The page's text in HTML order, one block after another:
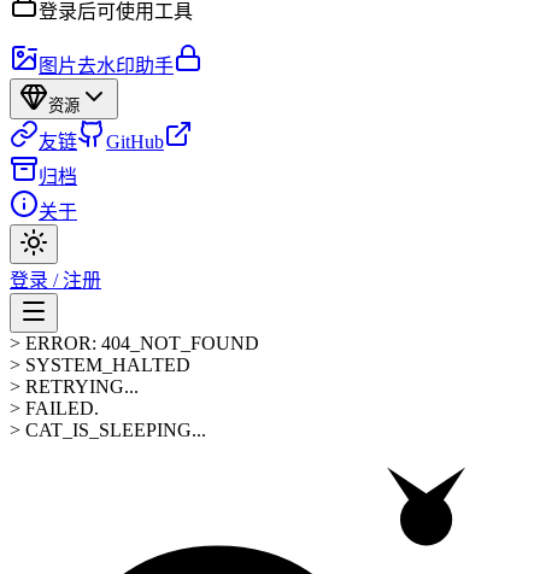
登录后可使用工具
图片去水印助手
资源
友链
GitHub
归档
关于
登录 / 注册
> ERROR: 404_NOT_FOUND
> SYSTEM_HALTED
> RETRYING...
> FAILED.
> CAT_IS_SLEEPING...